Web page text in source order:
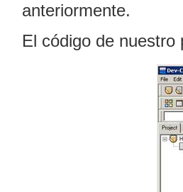
anteriormente.
El código de